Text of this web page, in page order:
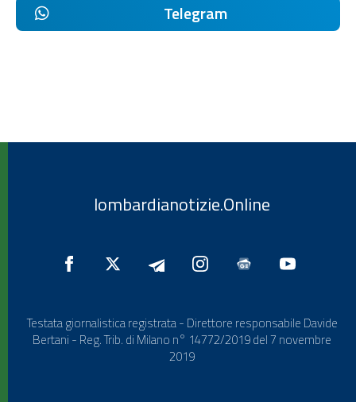
Telegram
lombardianotizie.Online
Testata giornalistica registrata - Direttore responsabile Davide
Bertani - Reg. Trib. di Milano n° 14772/2019 del 7 novembre
2019